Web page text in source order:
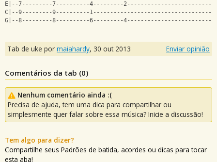
E|--7---------7----------4---------
C|--9---------9----------
G|--8---------8----------6---------
Tab de uke por maiahardy, 30 out 2013 Enviar opinião
Comentários da tab (0)
Nenhum comentário ainda :(
Precisa de ajuda, tem uma dica para compartilhar ou
simplesmente quer falar sobre essa música? Inicie a discussão!
Tem algo para dizer?
Compartilhe seus Padrões de batida, acordes ou dicas para tocar
esta aba!